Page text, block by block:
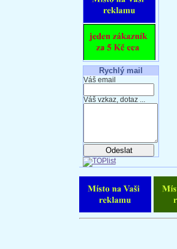
Rychlý mail
Váš email
Váš vzkaz, dotaz ...